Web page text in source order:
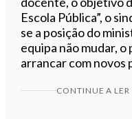
Escola Pública”, o
se a posição do
equipa não mudar,
arrancar com novos
CONTINUE A